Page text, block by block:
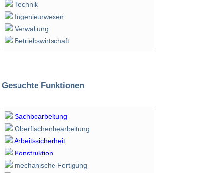
Technik
Ingenieurwesen
Verwaltung
Betriebswirtschaft
Gesuchte Funktionen
Sachbearbeitung
Oberflächenbearbeitung
Arbeitssicherheit
Konstruktion
mechanische Fertigung